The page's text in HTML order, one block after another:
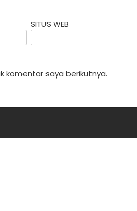
SITUS WEB
komentar saya berikutnya.